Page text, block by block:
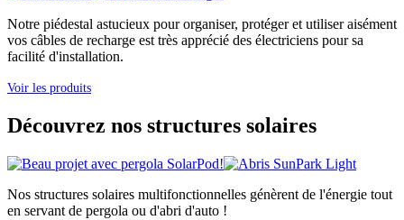
Notre piédestal astucieux pour organiser, protéger et utiliser aisément
vos câbles de recharge est très apprécié des électriciens pour sa
facilité d'installation.
Voir les produits
Découvrez nos structures solaires
Nos structures solaires multifonctionnelles génèrent de l'énergie tout
en servant de pergola ou d'abri d'auto !